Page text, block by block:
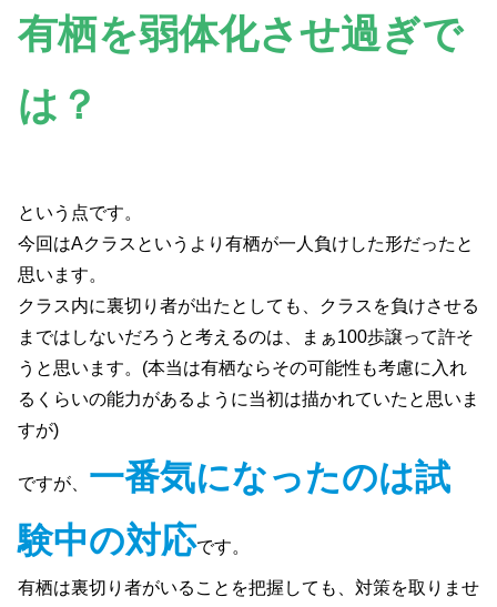
有栖を弱体化させ過ぎで
は？
という点です。
今回はAクラスというより有栖が一人負けした形だったと
思います。
クラス内に裏切り者が出たとしても、クラスを負けさせる
まではしないだろうと考えるのは、まぁ100歩譲って許そ
うと思います。(本当は有栖ならその可能性も考慮に入れ
るくらいの能力があるように当初は描かれていたと思いま
すが)
ですが、 一番気になったのは試
験中の対応です。
有栖は裏切り者がいることを把握しても、対策を取りませ